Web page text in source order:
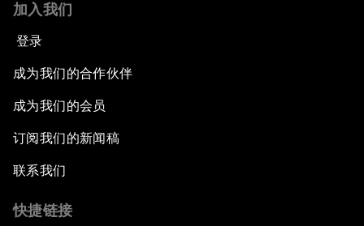
加入我们
登录
成为我们的合作伙伴
成为我们的会员
订阅我们的新闻稿
联系我们
快捷链接